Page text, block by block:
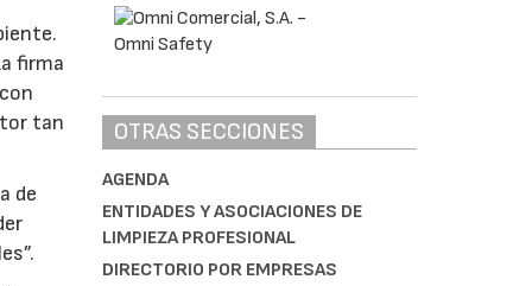
firma
tan
de
OTRAS SECCIONES
AGENDA
ENTIDADES Y ASOCIACIONES DE
LIMPIEZA PROFESIONAL
DIRECTORIO POR EMPRESAS